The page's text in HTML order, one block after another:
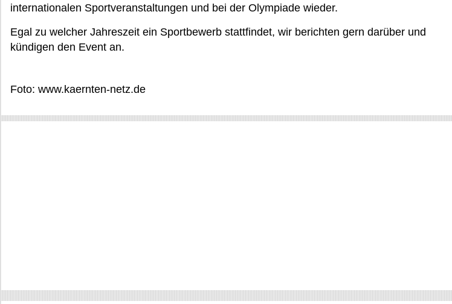
internationalen Sportveranstaltungen und bei der Olympiade wieder.
Egal zu welcher Jahreszeit ein Sportbewerb stattfindet, wir berichten gern darüber und
kündigen den Event an.
Foto: www.kaernten-netz.de